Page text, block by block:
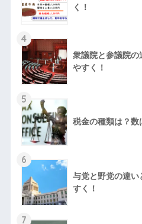
く！
4
衆議院と参議院の
やすく！
5
税金の種類は？数
6
与党と野党の違い
すく！
7